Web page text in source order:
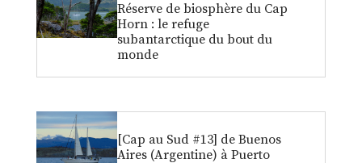
Réserve de biosphère du Cap
Horn : le refuge
subantarctique du bout du
monde
[Cap au Sud #13] de Buenos
Aires (Argentine) à Puerto